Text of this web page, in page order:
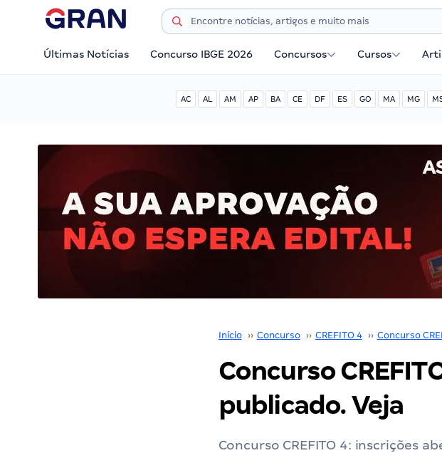
Últimas Notícias Concurso IBGE 2026 Concursos Cursos
AC AL AM AP BA CE DF ES GO MA MG
Início ›› Concurso ›› CREFITO 4 ›› Concurso
Concurso
publicado. Veja
Concurso CREFITO 4: inscrições